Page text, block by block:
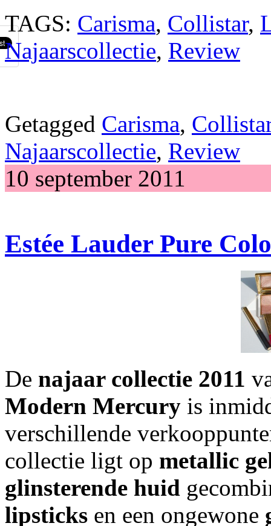
TAGS: Carisma, Collistar,
Najaarscollectie, Review
Getagged Carisma,
Najaarscollectie, Review
10 september 2011
Estée Lauder Pure
De najaar collectie 2011
Modern Mercury is
verschillende
collectie ligt op metallic
glinsterende huid
lipsticks en een ongewone